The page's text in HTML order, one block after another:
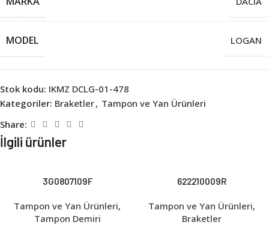
MODEL LOGAN
Stok kodu: IKMZ DCLG-01-478
Kategoriler: Braketler, Tampon ve Yan Ürünleri
Share:
İlgili ürünler
3G0807109F
Tampon ve Yan Ürünleri,
Tampon Demiri
622210009R
Tampon ve Yan Ürünleri,
Braketler